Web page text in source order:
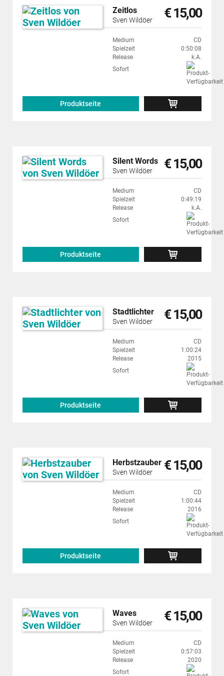
Zeitlos
Sven Wildöer € 15,00
Medium
CD
Spielzeit
0:50:08
Release
k.A.
Sofort
Produktseite
Silent Words
Sven Wildöer € 15,00
Medium
CD
Spielzeit
0:49:19
Release
k.A.
Sofort
Produktseite
Stadtlichter
Sven Wildöer € 15,00
Medium
CD
Spielzeit
1:00:24
Release
2015
Sofort
Produktseite
Herbstzauber
Sven Wildöer € 15,00
Medium
CD
Spielzeit
1:00:44
Release
2016
Sofort
Produktseite
Waves
Sven Wildöer € 15,00
Medium
CD
Spielzeit
0:57:03
Release
2020
Sofort